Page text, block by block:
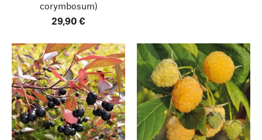
corymbosum)
29,90 €